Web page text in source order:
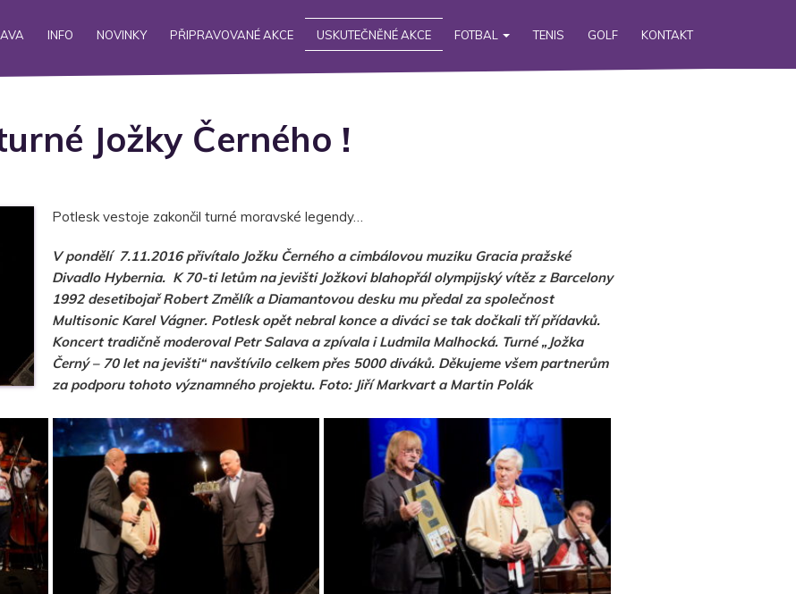
INFO NOVINKY PŘIPRAVOVANÉ AKCE USKUTEČNĚNÉ AKCE FOTBAL TENIS GOLF KONTAKT
Jožky Černého !
Potlesk vestoje zakončil turné moravské legendy…
V pondělí 7.11.2016 přivítalo Jožku Černého a cimbálovou muziku Gracia pražské
Divadlo Hybernia. K 70-ti letům na jevišti Jožkovi blahopřál olympijský vítěz z Barcelony
1992 desetibojař Robert Změlík a Diamantovou desku mu předal za společnost
Multisonic Karel Vágner. Potlesk opět nebral konce a diváci se tak dočkali tří přídavků.
Koncert tradičně moderoval Petr Salava a zpívala i Ludmila Malhocká. Turné „Jožka
Černý – 70 let na jevišti“ navštívilo celkem přes 5000 diváků. Děkujeme všem partnerům
za podporu tohoto významného projektu. Foto: Jiří Markvart a Martin Polák